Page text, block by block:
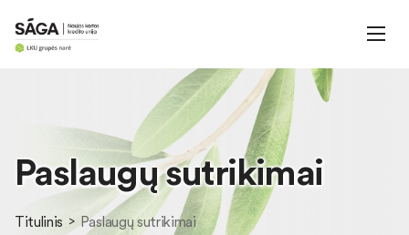
Paslaugų sutrikimai
Titulinis Paslaugų sutrikimai